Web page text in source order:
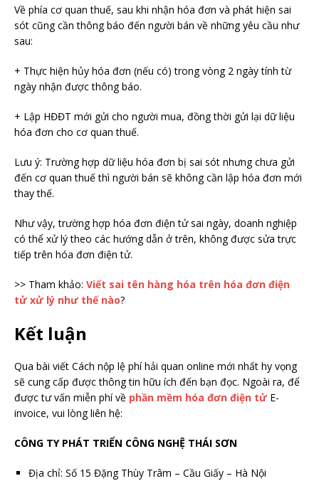
Về phía cơ quan thuế, sau khi nhận hóa đơn và phát hiện sai
sót cũng cần thông báo đến người bán về những yêu cầu như
sau:
+ Thực hiện hủy hóa đơn (nếu có) trong vòng 2 ngày tính từ
ngày nhận được thông báo.
+ Lập HĐĐT mới gửi cho người mua, đồng thời gửi lại dữ liệu
hóa đơn cho cơ quan thuế.
Lưu ý: Trường hợp dữ liệu hóa đơn bị sai sót nhưng chưa gửi
đến cơ quan thuế thì người bán sẽ không cần lập hóa đơn mới
thay thế.
Như vậy, trường hợp hóa đơn điện tử sai ngày, doanh nghiệp
có thể xử lý theo các hướng dẫn ở trên, không được sửa trực
tiếp trên hóa đơn điện tử.
>> Tham khảo: Viết sai tên hàng hóa trên hóa đơn điện
tử xử lý như thế nào?
Kết luận
Qua bài viết Cách nộp lệ phí hải quan online mới nhất hy vọng
sẽ cung cấp được thông tin hữu ích đến bạn đọc. Ngoài ra, để
được tư vấn miễn phí về phần mềm hóa đơn điện tửE-
invoice, vui lòng liên hệ:
CÔNG TY PHÁT TRIỂN CÔNG NGHỆ THÁI SƠN
Địa chỉ: Số 15 Đặng Thùy Trâm – Cầu Giấy – Hà Nội